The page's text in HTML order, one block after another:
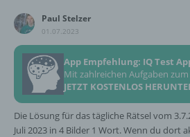
Paul Stelzer
01.07.2023
App Empfehlung: IQ Test
Mit zahlreichen Aufgaben
JETZT KOSTENLOS
Die Lösung für das tägliche Rätsel vom
Juli 2023 in 4 Bilder 1 Wort. Wenn du dort